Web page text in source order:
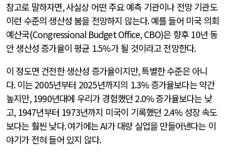
참고로 말하자면,사실상 어떤 주요 예측 기관이나 전망 기관도
이런 수준의 생산성 붐을 전망하지 않는다.예를 들어 미국 의회
예산국(Congressional Budget Office, CBO)은 향후 10년 동
안 생산성 증가율이 평균 1.5%가 될 것이라고 전망한다.
이 정도면 건전한 생산성 증가율이지만,특별한 수준은 아니
다.이는2005년부터 2025년까지의 1.3%증가율보다는 약간
높지만, 1990년대에 우리가 경험했던 2.0%증가율보다는 낮
고, 1947년부터 1973년까지 미국이 기록했던 2.4% 성장 속도
보다는 훨씬 낮다.여기에는AI가 대량 실업을 만들어낸다는 이
야기가 전혀 들어 있지 않다.